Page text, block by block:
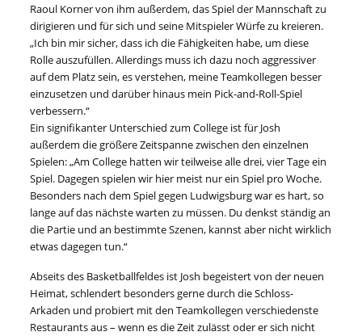
Raoul Korner von ihm außerdem, das Spiel der Mannschaft zu
dirigieren und für sich und seine Mitspieler Würfe zu kreieren.
„Ich bin mir sicher, dass ich die Fähigkeiten habe, um diese
Rolle auszufüllen. Allerdings muss ich dazu noch aggressiver
auf dem Platz sein, es verstehen, meine Teamkollegen besser
einzusetzen und darüber hinaus mein Pick-and-Roll-Spiel
verbessern.“
Ein signifikanter Unterschied zum College ist für Josh
außerdem die größere Zeitspanne zwischen den einzelnen
Spielen: „Am College hatten wir teilweise alle drei, vier Tage ein
Spiel. Dagegen spielen wir hier meist nur ein Spiel pro Woche.
Besonders nach dem Spiel gegen Ludwigsburg war es hart, so
lange auf das nächste warten zu müssen. Du denkst ständig an
die Partie und an bestimmte Szenen, kannst aber nicht wirklich
etwas dagegen tun.“
Abseits des Basketballfeldes ist Josh begeistert von der neuen
Heimat, schlendert besonders gerne durch die Schloss-
Arkaden und probiert mit den Teamkollegen verschiedenste
Restaurants aus – wenn es die Zeit zulässt oder er sich nicht